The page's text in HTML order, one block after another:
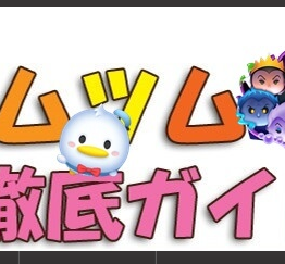
ワザ徹底ガイド
・イベント・ピックアップ・
も丁寧に解説！ツムツムを12